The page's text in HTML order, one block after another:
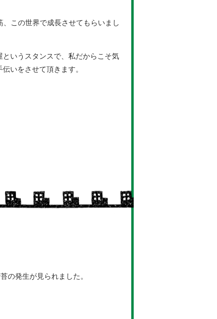
、この世界で成長させてもらいまし
いうスタンスで、私だからこそ気
いをさせて頂きます。
の発生が見られました。